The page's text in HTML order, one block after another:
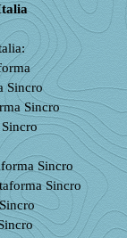
Sincro
Sincro
Sincro
Sincro